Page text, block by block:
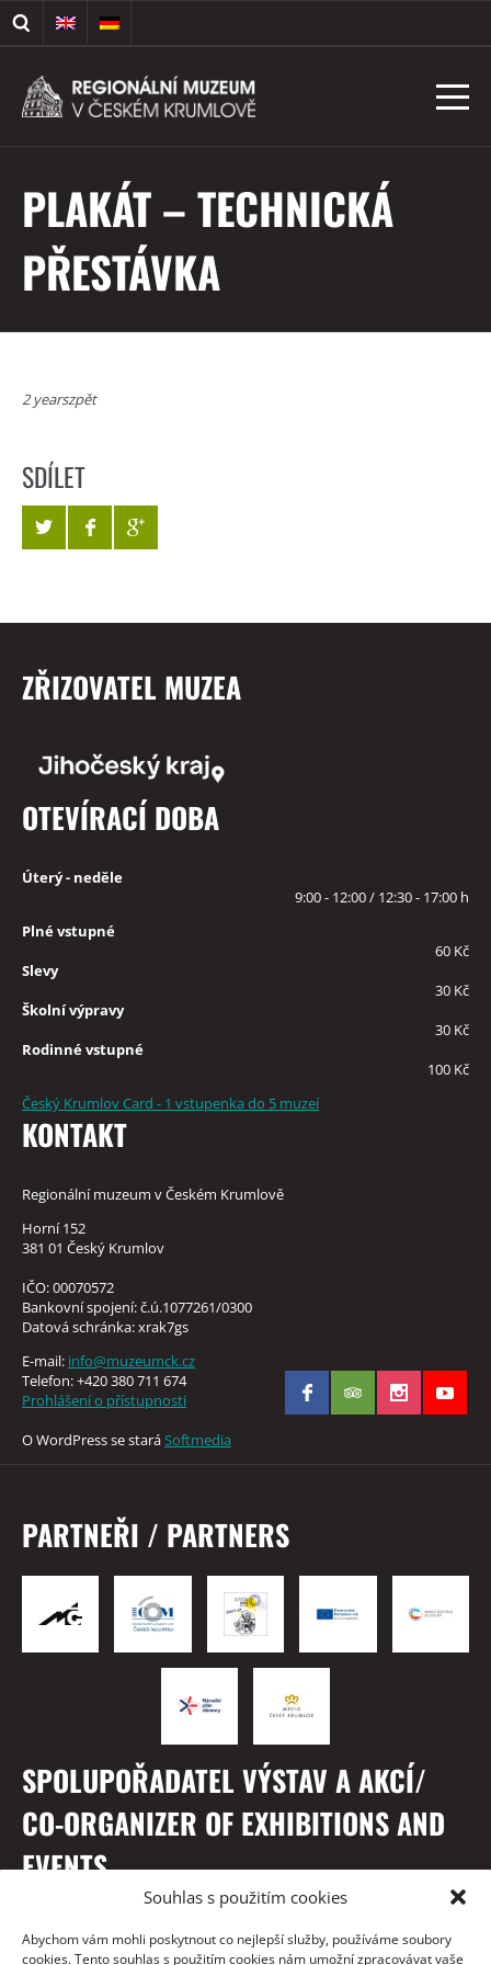
Souhlas s použitím cookies
Abychom vám mohli poskytnout co nejlepší služby, používáme soubory
cookies. Tento souhlas s použitím cookies nám umožní zpracovávat vaše
PLAKÁT – TECHNICKÁ
PŘESTÁVKA
2 yearszpět
SDÍLET
ZŘIZOVATEL MUZEA
OTEVÍRACÍ DOBA
Úterý - neděle
9:00 - 12:00 / 12:30 - 17:00 h
Plné vstupné
60 Kč
Slevy
30 Kč
Školní výpravy
30 Kč
Rodinné vstupné
100 Kč
Český Krumlov Card - 1 vstupenka do 5 muzeí
KONTAKT
Regionální muzeum v Českém Krumlově
Horní 152
381 01 Český Krumlov
IČO: 00070572
Bankovní spojení: č.ú.1077261/0300
Datová schránka: xrak7gs
E-mail: info@muzeumck.cz
Telefon: +420 380 711 674
Prohlášení o přístupnosti
O WordPress se staráSoftmedia
PARTNEŘI / PARTNERS
SPOLUPOŘADATEL VÝSTAV A AKCÍ/
CO-ORGANIZER OF EXHIBITIONS AND
EVENTS